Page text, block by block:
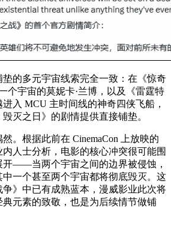
的多元宇宙线索完全一致：在《惊奇
个宇宙的莫妮卡·兰博，以及《雷霆特
入 MCU 主时间线的神奇四侠飞船，
灭之日》的剧情提供直接铺垫。
。根据此前在 CinemaCon 上放映的
人士分析，电影的核心冲突很可能围
开——当两个宇宙之间的边界被侵蚀，
一个甚至两个宇宙都将彻底毁灭。这
》中已有成熟蓝本，漫威影业此次将
元素的致敬，也是为后续情节做铺